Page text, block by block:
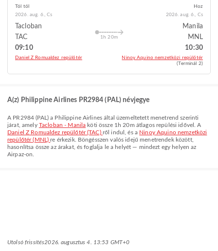
Tól től
2026. aug. 6., Cs
Tacloban
TAC
09:10
Daniel Z Romualdez repülőtér
1h 20m
Hoz
2026. aug. 6., Cs
Manila
MNL
10:30
Ninoy Aquino nemzetközi repülőtér
(Terminál 2)
A(z) Philippine Airlines PR2984 (PAL) névjegye
A PR2984 (PAL ) a Philippine Airlines által üzemeltetett menetrend szerinti
járat, amely Tacloban - Manila köti össze 1h 20m átlagos repülési idővel. A
Daniel Z Romualdez repülőtér (TAC) ről indul, és a Ninoy Aquino nemzetközi
repülőtér (MNL)re érkezik. Böngésszen valós idejű menetrendek között,
hasonlítsa össze az árakat, és foglalja le a helyét — mindezt egy helyen az
Airpaz-on.
Utolsó frissítés2026. augusztus 4. 13:53 GMT+0